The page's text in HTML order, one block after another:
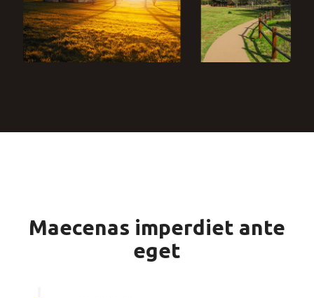
Maecenas imperdiet ante
eget